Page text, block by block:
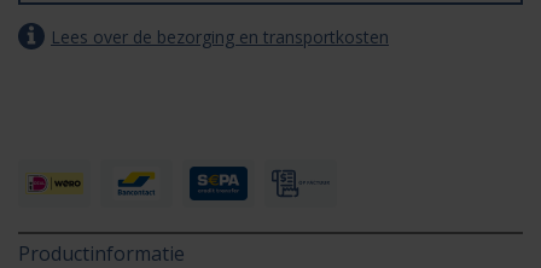
Lees over de bezorging en transportkosten
Productinformatie